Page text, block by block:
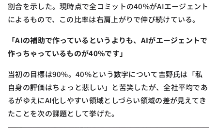
割合を示した。現時点で全コミットの40%がAIエージェント
によるもので、この比率は右肩上がりで伸び続けている。
「AIの補助で作っているというよりも、AIがエージェントで
作っちゃっているものが40%です」
当初の目標は90%。40%という数字について吉野氏は「私
自身の評価はちょっと悲しい」と苦笑したが、全社平均であ
るがゆえにAI化しやすい領域としづらい領域の差が見えてき
たことを次の課題として挙げた。